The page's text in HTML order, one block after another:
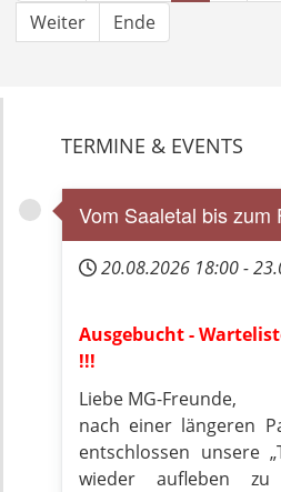
Weiter Ende
TERMINE & EVENTS
Vom Saaletal bis zum
20.08.2026 18:00-
Ausgebucht -
!!!
Liebe MG-Freunde,
nach einer längeren
entschlossen unsere
wieder aufleben